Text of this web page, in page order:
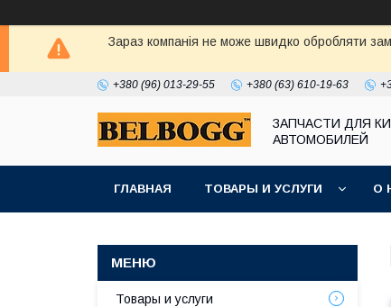
Зараз компанія не може швидко обробляти
+380 (96) 013-29-55 +380 (63) 610-19-63
ЗАПЧАСТИ ДЛЯ
АВТОМОБИЛЕЙ
ГЛАВНАЯ ТОВАРЫ И УСЛУГИ О
Товары и услуги